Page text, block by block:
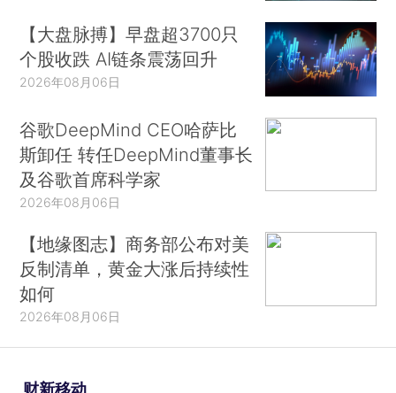
【大盘脉搏】早盘超3700只
个股收跌 AI链条震荡回升
2026年08月06日
谷歌DeepMind CEO哈萨比
斯卸任 转任DeepMind董事长
及谷歌首席科学家
2026年08月06日
【地缘图志】商务部公布对美
反制清单，黄金大涨后持续性
如何
2026年08月06日